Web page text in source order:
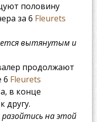
половину
за 6 Fleurets
вытянутым и
продолжают
6 Fleurets
в конце
другу.
на этой